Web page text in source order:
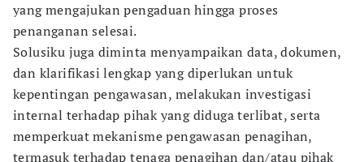
yang mengajukan pengaduan hingga proses
penanganan selesai.
Solusiku juga diminta menyampaikan data, dokumen,
dan klarifikasi lengkap yang diperlukan untuk
kepentingan pengawasan, melakukan investigasi
internal terhadap pihak yang diduga terlibat, serta
memperkuat mekanisme pengawasan penagihan,
termasuk terhadap tenaga penagihan dan/atau pihak